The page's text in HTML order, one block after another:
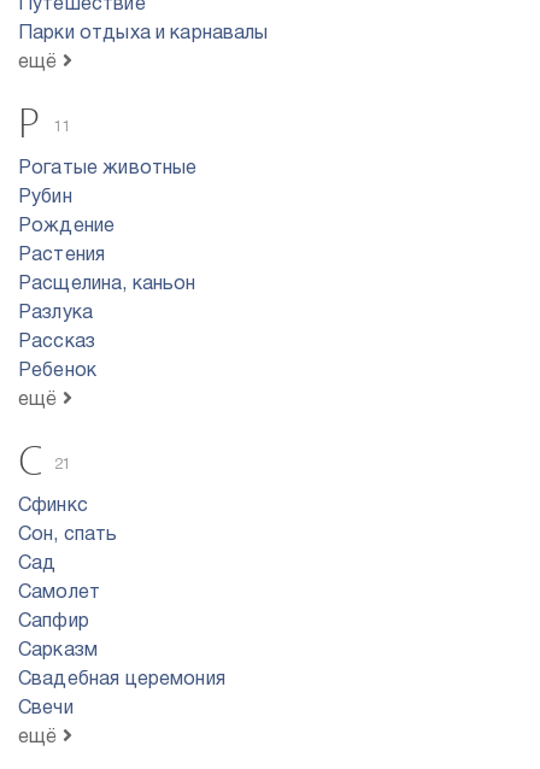
Путешествие
Парки отдыха и карнавалы
ещё
Р 11
Рогатые животные
Рубин
Рождение
Растения
Расщелина, каньон
Разлука
Рассказ
Ребенок
ещё
С 21
Сфинкс
Сон, спать
Сад
Самолет
Сапфир
Сарказм
Свадебная церемония
Свечи
ещё